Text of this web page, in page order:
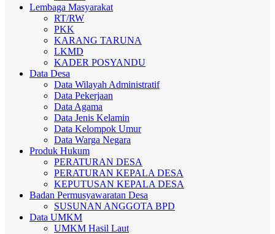
Lembaga Masyarakat
RT/RW
PKK
KARANG TARUNA
LKMD
KADER POSYANDU
Data Desa
Data Wilayah Administratif
Data Pekerjaan
Data Agama
Data Jenis Kelamin
Data Kelompok Umur
Data Warga Negara
Produk Hukum
PERATURAN DESA
PERATURAN KEPALA DESA
KEPUTUSAN KEPALA DESA
Badan Permusyawaratan Desa
SUSUNAN ANGGOTA BPD
Data UMKM
UMKM Hasil Laut